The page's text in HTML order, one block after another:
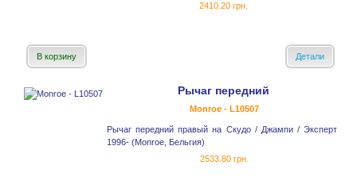
2410.20 грн.
В корзину Детали
Рычаг передний
Monroe - L10507
Рычаг передний правый на Скудо / Джампи / Эксперт
1996- (Monroe, Бельгия)
2533.80 грн.